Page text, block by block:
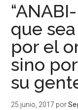
que
por el
sino
su
25 junio, 2017 por